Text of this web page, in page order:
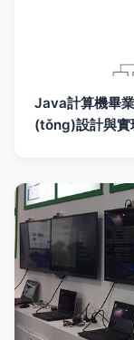
Java計算機畢
(tǒng)設計與實